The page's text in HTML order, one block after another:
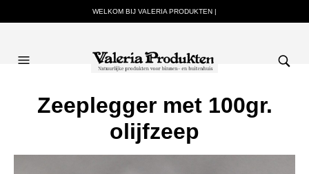
WELKOM BIJ VALERIA PRODUKTEN |
Zeeplegger met 100gr.
olijfzeep